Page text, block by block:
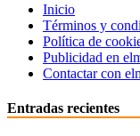
Inicio
Términos y
Política de
Publicidad en
Contactar con
Entradas recientes